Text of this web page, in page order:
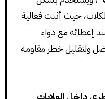
حيث أثبت فعالية
إعطائه مع دواء
ولتقليل خطر مقاومة